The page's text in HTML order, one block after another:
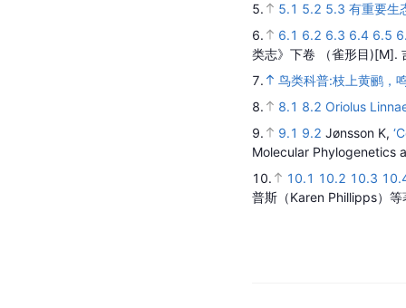
5.
5.1 5.2 5.3 有重要生
6.
6.1 6.2 6.3 6.4 6.5
类志》下卷 （雀形目)[M].
7.
鸟类科普:枝上黄鹂，
8.
8.1 8.2 Oriolus
9.
9.1 9.2 Jønsson K,
Molecular Phylogenetics
10.
10.1 10.2 10.3
普斯（Karen Phillipps）